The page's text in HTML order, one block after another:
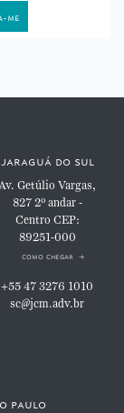
jaraguá do sul
Getúlio Vargas,
8272º andar -
Centro CEP:
89251-000
como chegar
+55 47 3276 1010
sc@jcm.adv.br
paulo